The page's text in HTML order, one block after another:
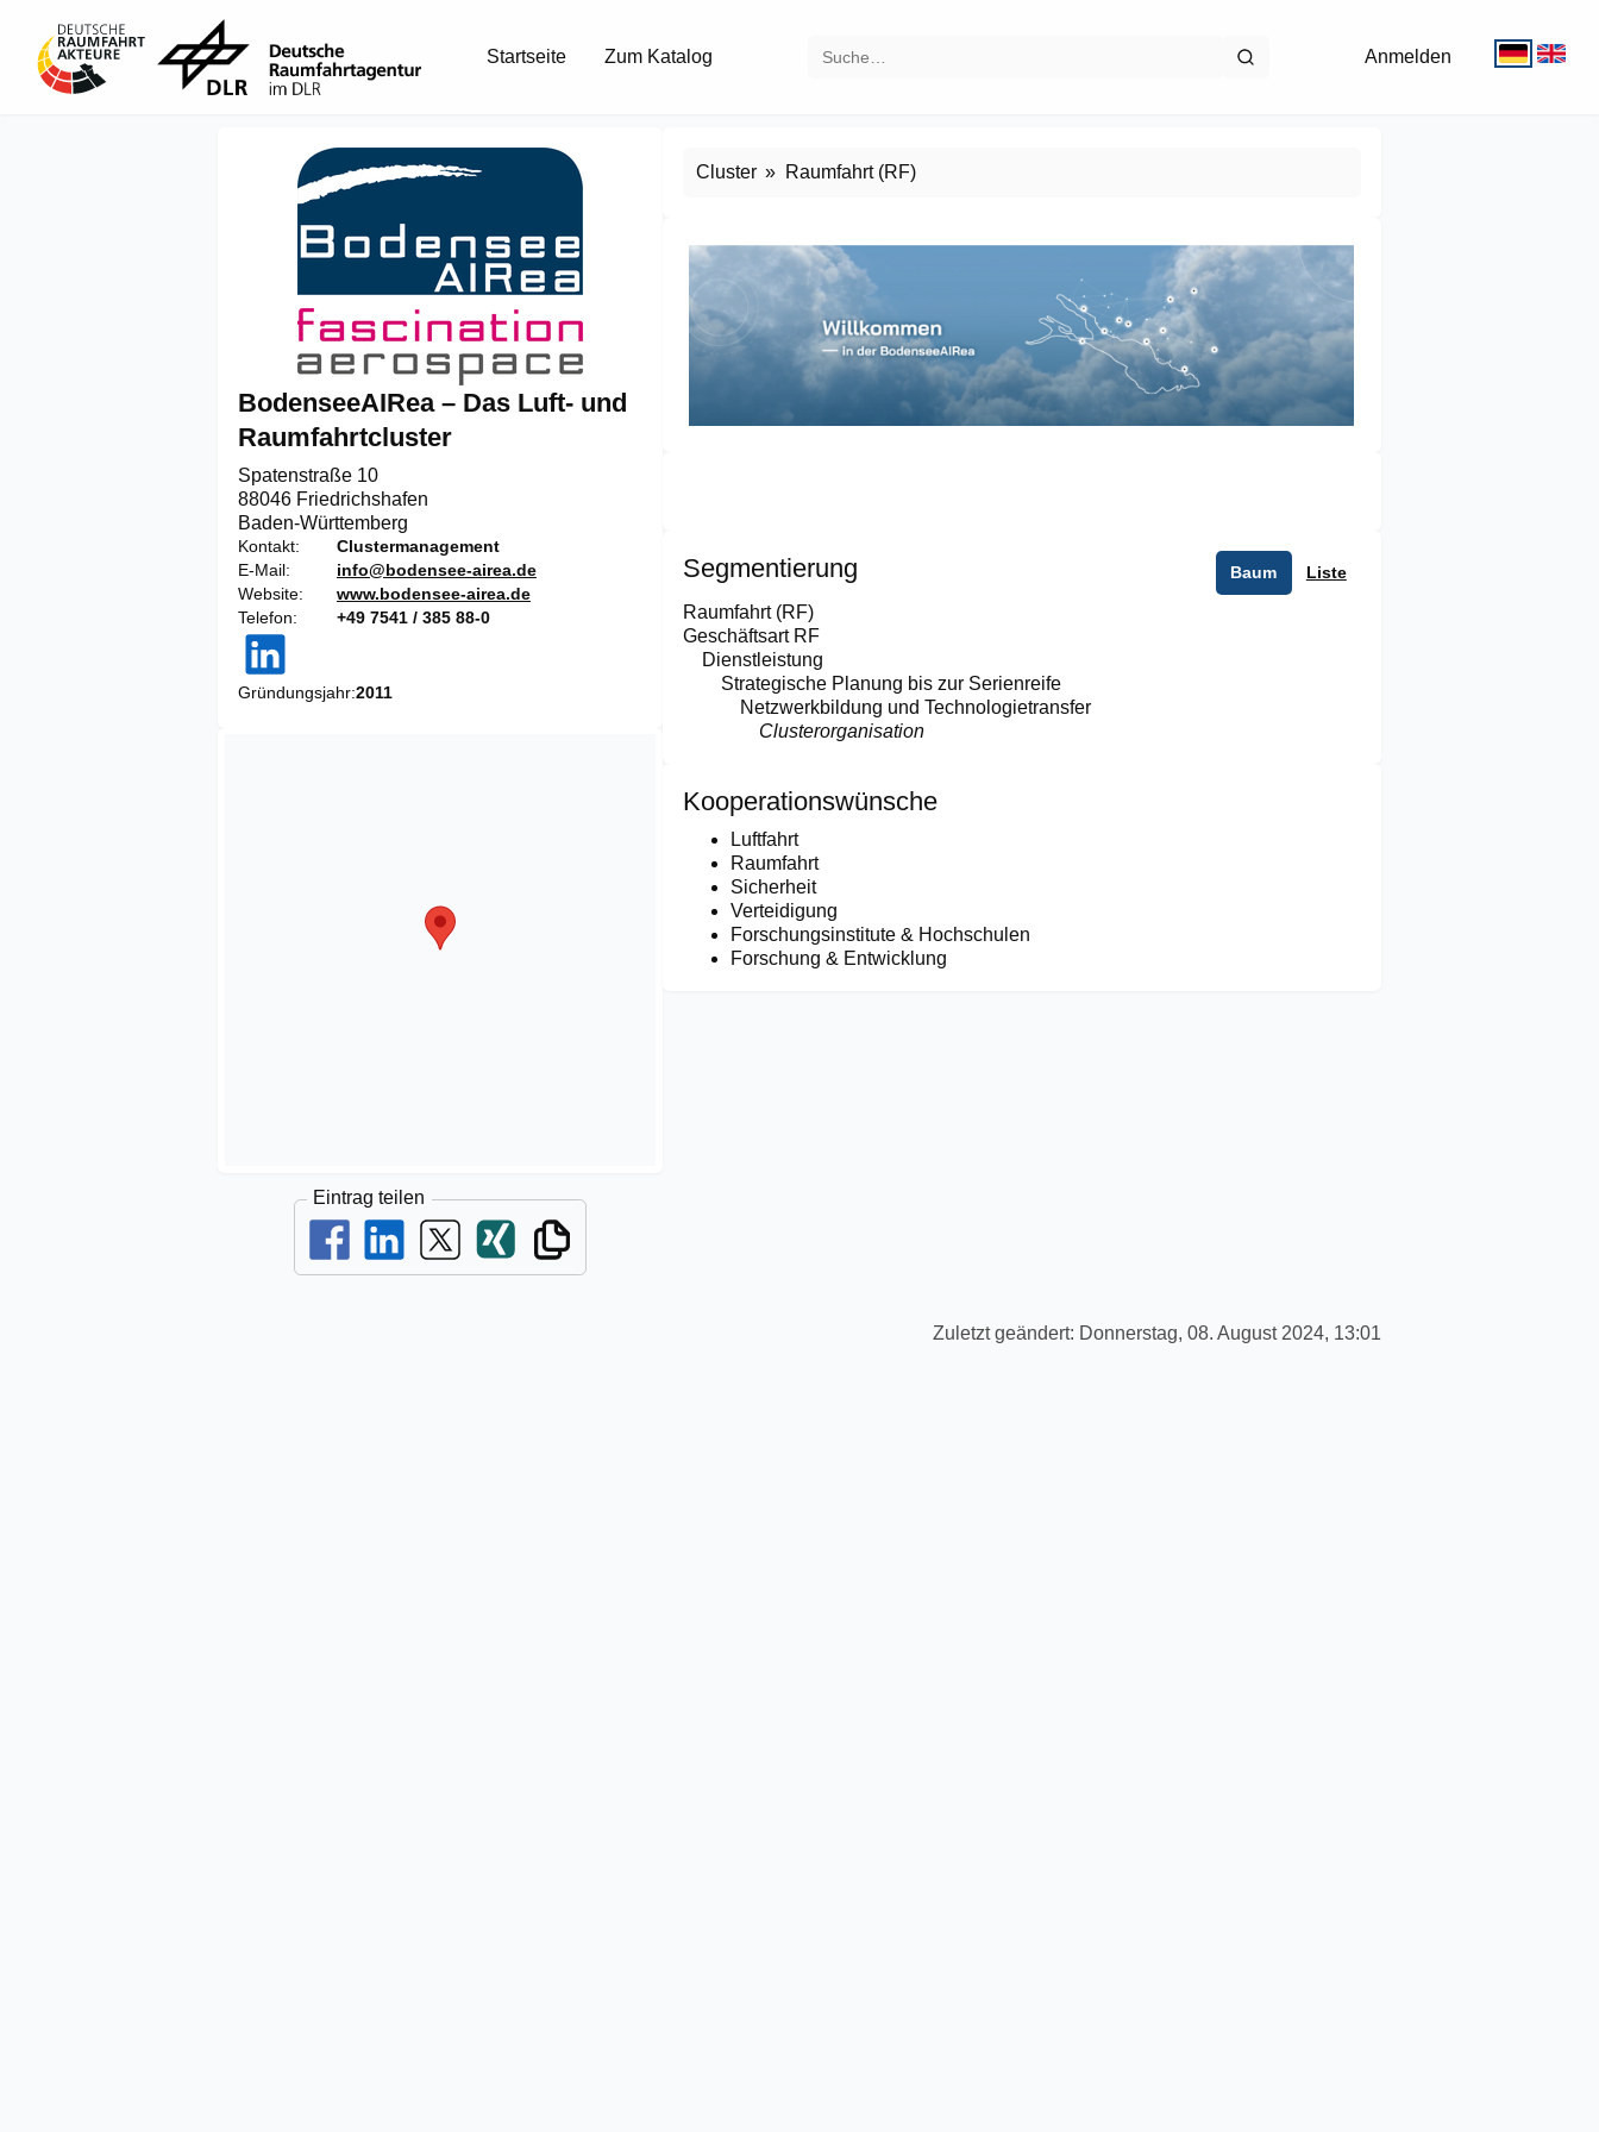
Startseite Zum Katalog Anmelden
BodenseeAIRea – Das Luft- und
Raumfahrtcluster
Spatenstraße 10
88046 Friedrichshafen
Baden-Württemberg
Kontakt
Clustermanagement
E-Mail
info@bodensee-airea.de
Website
www.bodensee-airea.de
Telefon
+49 7541 / 385 88-0
Gründungsjahr 2011
Eintrag teilen
Cluster Raumfahrt (RF)
Segmentierung Baum Liste
Raumfahrt (RF)
Geschäftsart RF
Dienstleistung
Strategische Planung bis zur Serienreife
Netzwerkbildung und Technologietransfer
Clusterorganisation
Kooperationswünsche
Luftfahrt
Raumfahrt
Sicherheit
Verteidigung
Forschungsinstitute & Hochschulen
Forschung & Entwicklung
Zuletzt geändert: Donnerstag, 08. August 2024, 13:01